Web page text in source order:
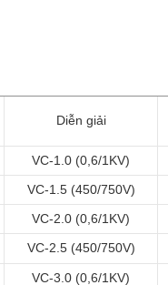
Diễn giải
VC-1.0 (0,6/1KV)
VC-1.5 (450/750V)
VC-2.0 (0,6/1KV)
VC-2.5 (450/750V)
VC-3.0 (0,6/1KV)